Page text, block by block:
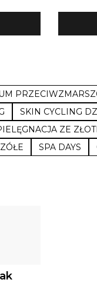
SKIN CYCLING
ZE
SPA DAYS